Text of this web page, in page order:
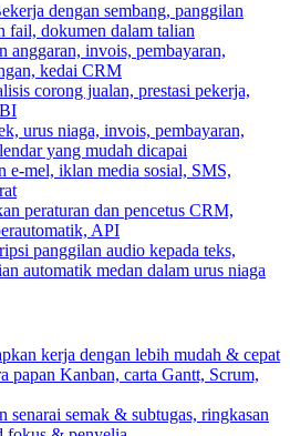
dengan sembang, panggilan
fail, dokumen dalam talian
anggaran, invois, pembayaran,
kedai CRM
corong jualan, prestasi pekerja,
urus niaga, invois, pembayaran,
yang mudah dicapai
e-mel, iklan media sosial, SMS,
peraturan dan pencetus CRM,
API
panggilan audio kepada teks,
automatik medan dalam urus niaga
kerja dengan lebih mudah & cepat
papan Kanban, carta Gantt, Scrum,
senarai semak & subtugas, ringkasan